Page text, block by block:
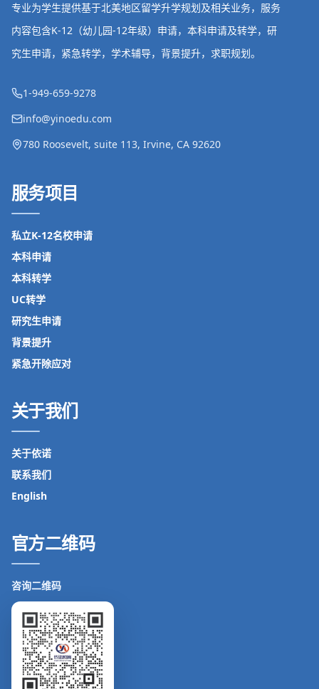
专业为学生提供基于北美地区留学升学规划及相关业务，服务
内容包含K-12（幼儿园-12年级）申请，本科申请及转学，研
究生申请，紧急转学，学术辅导，背景提升，求职规划。
1-949-659-9278
info@yinoedu.com
780 Roosevelt, suite 113, Irvine, CA 92620
服务项目
私立K-12名校申请
本科申请
本科转学
UC转学
研究生申请
背景提升
紧急开除应对
关于我们
关于依诺
联系我们
English
官方二维码
咨询二维码